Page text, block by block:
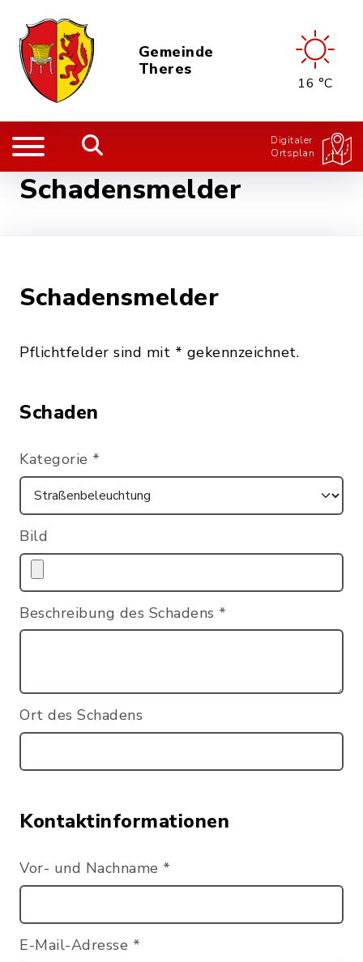
Gemeinde
Theres
16 °C
Digitaler
Ortsplan
Schadensmelder
Schadensmelder
Pflichtfelder sind mit * gekennzeichnet.
Schaden
Kategorie *
Bild
Beschreibung des Schadens *
Ort des Schadens
Kontaktinformationen
Vor- und Nachname *
E-Mail-Adresse *